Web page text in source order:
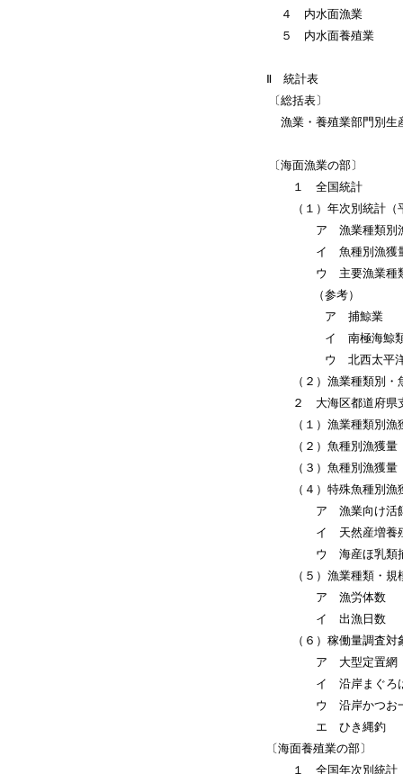
４ 内水面漁業
５ 内水面養殖業
Ⅱ 統計表
〔総括表〕
漁業・養殖業部門別生
〔海面漁業の部〕
１ 全国統計
（１）年次別統計（
ア 漁業種類別漁
イ 魚種別漁獲
ウ 主要漁業種類
（参考）
ア 捕鯨業
イ 南極海鯨類
ウ 北西太平洋鯨
（２）漁業種類別・
２ 大海区都道府県
（１）漁業種類別漁
（２）魚種別漁獲量
（３）魚種別漁獲量
（４）特殊魚種別漁
ア 漁業向け活餌
イ 天然産増養殖
ウ 海産ほ乳類捕獲
（５）漁業種類・規模
ア 漁労体数
イ 出漁日数
（６）稼働量調査対象
ア 大型定置網
イ 沿岸まぐろは
ウ 沿岸かつお一
エ ひき縄釣
〔海面養殖業の部〕
１ 全国年次別統計（